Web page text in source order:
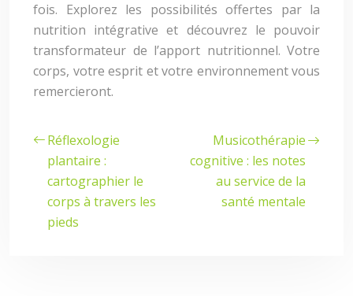
fois. Explorez les possibilités offertes par la
nutrition intégrative et découvrez le pouvoir
transformateur de l’apport nutritionnel. Votre
corps, votre esprit et votre environnement vous
remercieront.
Réflexologie
plantaire :
cartographier le
corps à travers les
pieds
Musicothérapie
cognitive : les notes
au service de la
santé mentale